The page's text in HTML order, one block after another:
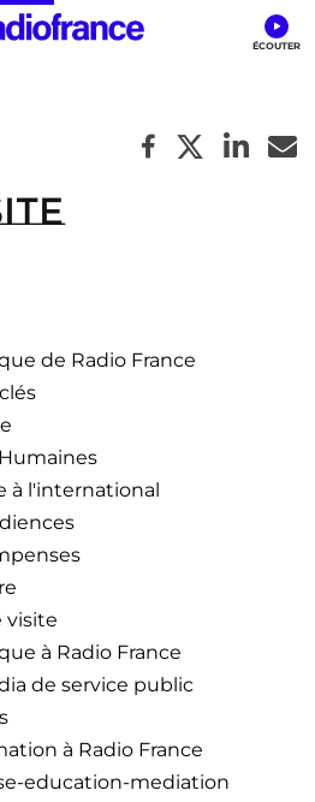
de Radio France
à l'international
visite
à Radio France
de service public
à Radio France
education-mediation